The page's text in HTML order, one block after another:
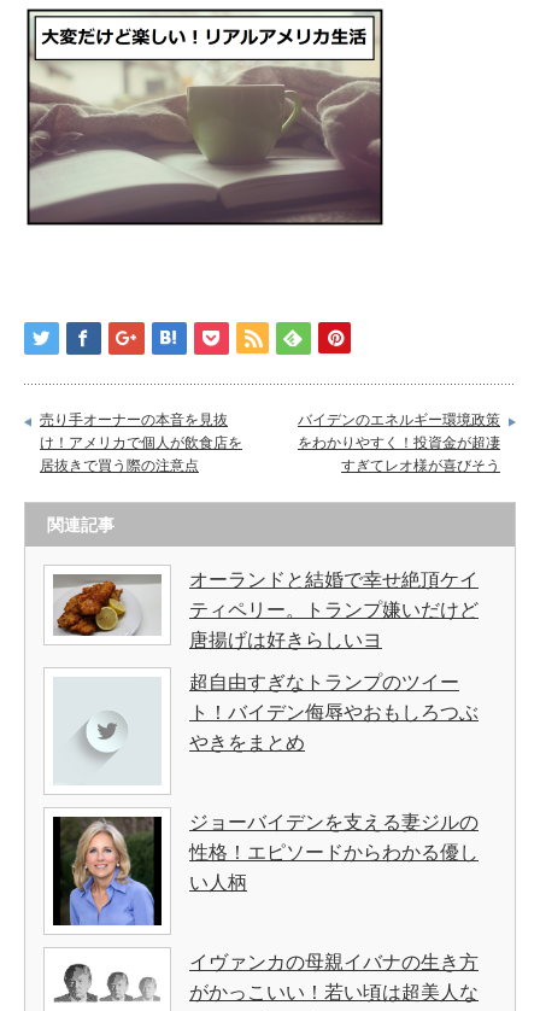
売り手オーナーの本音を見抜
け！アメリカで個人が飲食店を
居抜きで買う際の注意点
バイデンのエネルギー環境政策
をわかりやすく！投資金が超凄
すぎてレオ様が喜びそう
関連記事
オーランドと結婚で幸せ絶頂ケイ
ティペリー。トランプ嫌いだけど
唐揚げは好きらしいヨ
超自由すぎなトランプのツイー
ト！バイデン侮辱やおもしろつぶ
やきをまとめ
ジョーバイデンを支える妻ジルの
性格！エピソードからわかる優し
い人柄
イヴァンカの母親イバナの生き方
がかっこいい！若い頃は超美人な